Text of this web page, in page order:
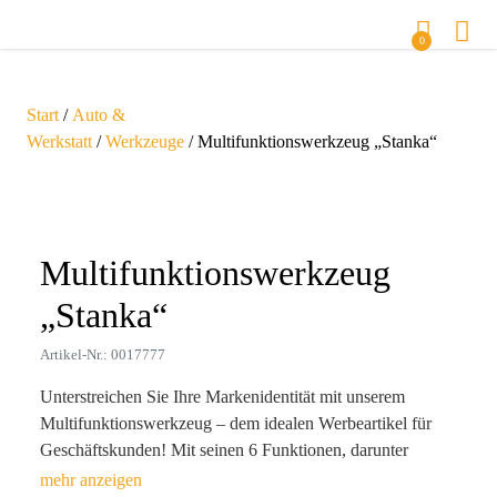
0
Start / Auto &
Werkstatt /Werkzeuge / Multifunktionswerkzeug „Stanka“
Multifunktionswerkzeug
„Stanka“
Artikel-Nr.: 0017777
Unterstreichen Sie Ihre Markenidentität mit unserem
Multifunktionswerkzeug – dem idealen Werbeartikel für
Geschäftskunden! Mit seinen 6 Funktionen, darunter
Zange, Rasiermesser und Flaschenöffner, ist es nicht nur